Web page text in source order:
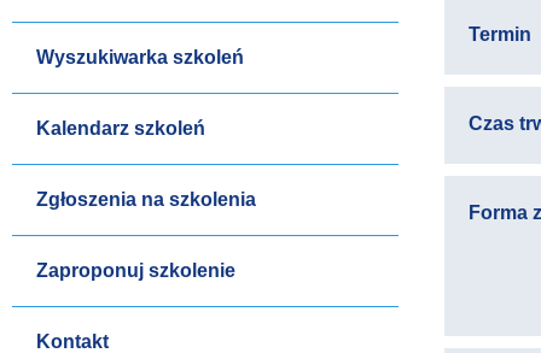
Wyszukiwarka szkoleń
Kalendarz szkoleń
Zgłoszenia na szkolenia
Zaproponuj szkolenie
Kontakt
Termin
Czas
Forma